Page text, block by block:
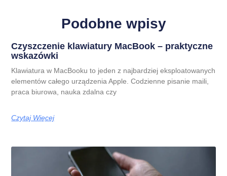
Podobne wpisy
Czyszczenie klawiatury MacBook – praktyczne
wskazówki
Klawiatura w MacBooku to jeden z najbardziej eksploatowanych
elementów całego urządzenia Apple. Codzienne pisanie maili,
praca biurowa, nauka zdalna czy
Czytaj Więcej